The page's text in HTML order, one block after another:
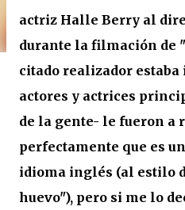
actriz Halle Berry al
durante la filmación de
citado realizador
actores y actrices
de la gente- le fueron a
perfectamente que es
idioma inglés (al estilo
huevo"), pero si me lo